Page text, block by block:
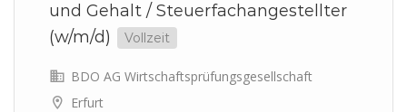
und Gehalt / Steuerfachangestellter
(w/m/d)
Vollzeit
BDO AG Wirtschaftsprüfungsgesellschaft
Erfurt